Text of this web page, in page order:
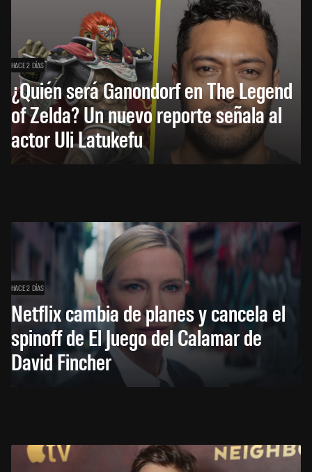
HACE 2 DÍAS
¿Quién será Ganondorf en The Legend
of Zelda? Un nuevo reporte señala al
actor Uli Latukefu
HACE 2 DÍAS
Netflix cambia de planes y cancela el
spinoff de El Juego del Calamar de
David Fincher